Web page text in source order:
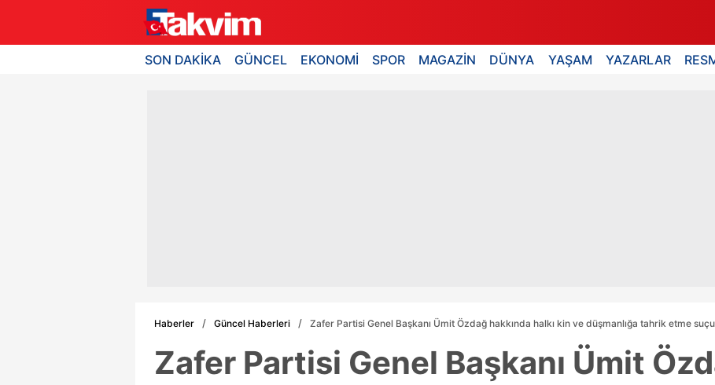
SON DAKİKA GÜNCEL EKONOMİ SPOR MAGAZİN DÜNYA YAŞAM YAZARLAR
Haberler Güncel Haberleri Zafer Partisi Genel Başkanı Ümit Özdağ hakkında halkı kin ve düşmanlığa tahrik etme
Zafer Partisi Genel Başkanı Ümit